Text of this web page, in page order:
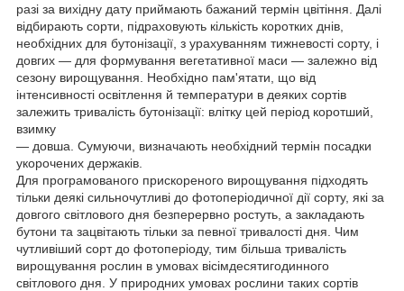
разі за вихідну дату приймають бажаний термін цвітіння. Далі
відбирають сорти, підраховують кількість коротких днів,
необхідних для бутонізації, з урахуванням тижневості сорту, і
довгих — для формування вегетативної маси — залежно від
сезону вирощування. Необхідно пам'ятати, що від
інтенсивності освітлення й температури в деяких сортів
залежить тривалість бутонізації: влітку цей період коротший,
взимку
— довша. Сумуючи, визначають необхідний термін посадки
укорочених держаків.
Для програмованого прискореного вирощування підходять
тільки деякі сильночутливі до фотоперіодичної дії сорту, які за
довгого світлового дня безперервно ростуть, а закладають
бутони та зацвітають тільки за певної тривалості дня. Чим
чутливіший сорт до фотоперіоду, тим більша тривалість
вирощування рослин в умовах вісімдесятигодинного
світлового дня. У природних умовах рослини таких сортів